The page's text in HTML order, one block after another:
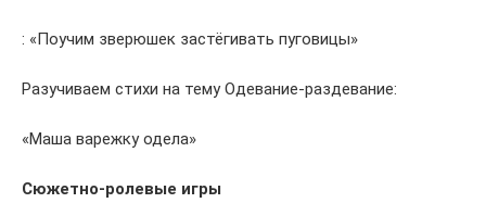
: «Поучим зверюшек застёгивать пуговицы»
Разучиваем стихи на тему Одевание-раздевание:
«Маша варежку одела»
Сюжетно-ролевые игры